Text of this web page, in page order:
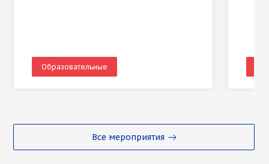
Все мероприятия
Образовательные